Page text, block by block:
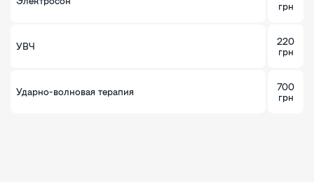
грн
УВЧ
220
грн
Ударно-волновая терапия
700
грн